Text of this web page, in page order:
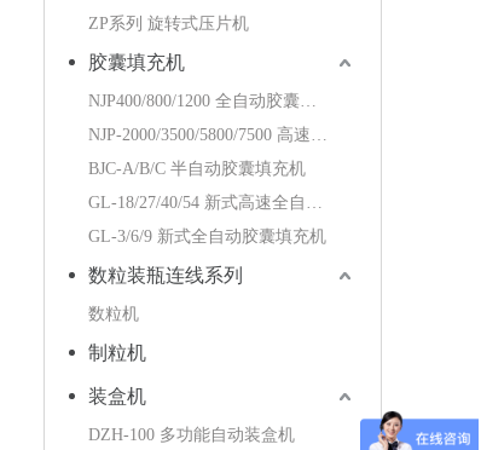
ZP系列 旋转式压片机
胶囊填充机
BJC-A/B/C 半自动胶囊填充机
GL-3/6/9 新式全自动胶囊填充机
数粒装瓶连线系列
数粒机
制粒机
装盒机
DZH-100 多功能自动装盒机